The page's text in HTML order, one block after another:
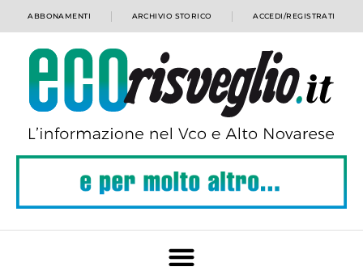
ABBONAMENTI ARCHIVIO STORICO ACCEDI/REGISTRATI